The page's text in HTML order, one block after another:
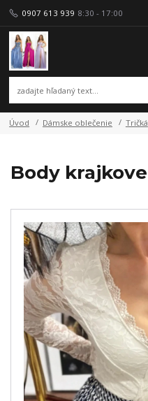
0907 613 939 8:30 - 17:00
Úvod Dámske oblečenie Tričká
Body krajkove